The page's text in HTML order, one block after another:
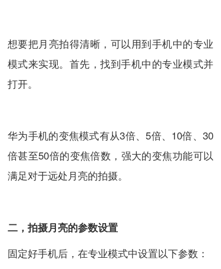
想要把月亮拍得清晰，可以用到手机中的专业
模式来实现。首先，找到手机中的专业模式并
打开。
华为手机的变焦模式有从3倍、5倍、10倍、30
倍甚至50倍的变焦倍数，强大的变焦功能可以
满足对于远处月亮的拍摄。
二，拍摄月亮的参数设置
固定好手机后，在专业模式中设置以下参数：